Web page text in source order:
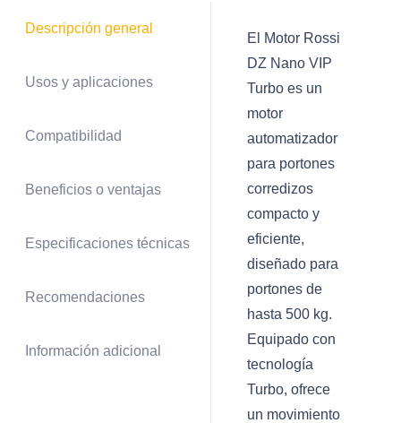
Descripción general
Usos y aplicaciones
Compatibilidad
Beneficios o ventajas
Especificaciones técnicas
Recomendaciones
Información adicional
El Motor Rossi
DZ Nano VIP
Turbo es un
motor
automatizador
para portones
corredizos
compacto y
eficiente,
diseñado para
portones de
hasta 500 kg.
Equipado con
tecnología
Turbo, ofrece
un movimiento